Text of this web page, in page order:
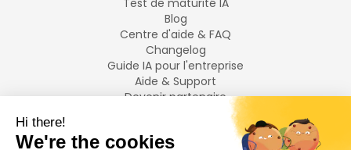
Test de maturité IA
Blog
Centre d'aide & FAQ
Changelog
Guide IA pour l'entreprise
Aide & Support
Devenir partenaire
LANGUES